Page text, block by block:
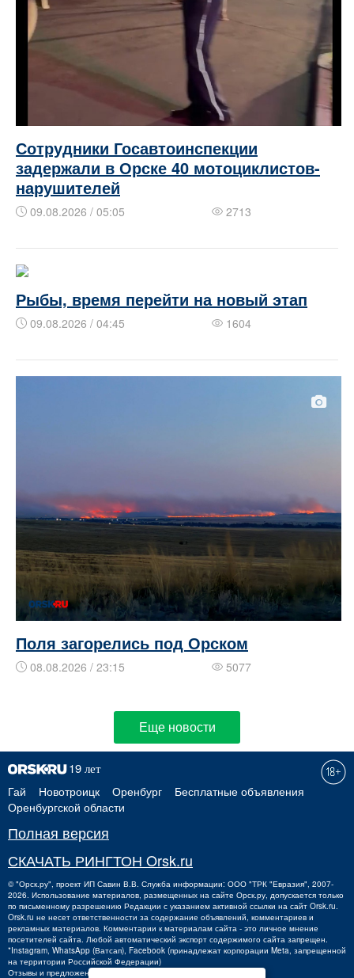
Сотрудники Госавтоинспекции
задержали в Орске 40 мотоциклистов-
нарушителей
09.08.2026 / 05:05 2713
Рыбы, время перейти на новый этап
09.08.2026 / 04:45 1604
Поля загорелись под Орском
08.08.2026 / 23:15 5077
Еще новости
Гай Новотроицк Оренбург
Бесплатные объявления
Оренбургской области
Полная версия
СКАЧАТЬ РИНГТОН Orsk.ru
©"Орск.ру", проект ИП Савин В.В. Служба информации: ООО "ТРК "Евразия", 2007-
2026. Использование материалов, размещенных на сайте Орск.ру, допускается только
по письменному разрешению Редакции с указанием активной ссылки на сайт Orsk.ru.
Orsk.ru не несет ответственности за содержание объявлений, комментариев и
рекламных материалов. Комментарии к материалам сайта - это личное мнение
посетителей сайта. Любой автоматический экспорт содержимого сайта запрещен.
*Instagram, WhatsApp (Ватсап), Facebook (принадлежат корпорации Meta, запрещенной
на территории Российской Федерации)
Отзывы и предложения о работе портала: